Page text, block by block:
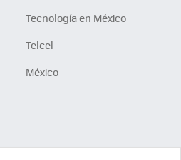
Tecnología en México
Telcel
México